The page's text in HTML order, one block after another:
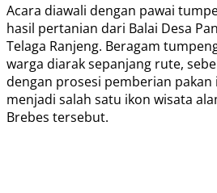
Acara diawali dengan pawai
hasil pertanian dari Balai Desa
Telaga Ranjeng. Beragam
warga diarak sepanjang rute,
dengan prosesi pemberian pakan
menjadi salah satu ikon wisata
Brebes tersebut.